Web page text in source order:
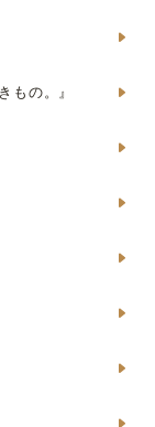
もの。』